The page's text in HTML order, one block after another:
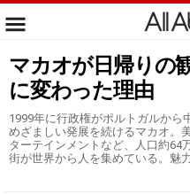
マカオが日帰りの
に変わった理由
1999年に行政権がポルトガルから
めざましい発展を続けるマカオ。
ターテインメントなど、人口約64
街が世界から人を集めている。魅